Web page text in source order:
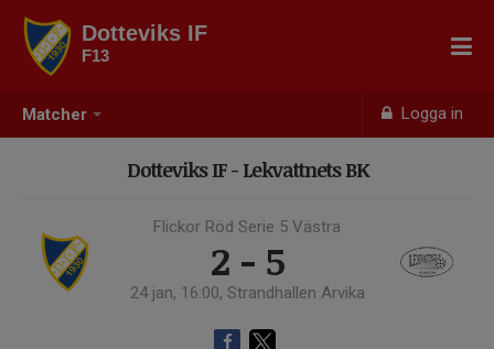
Matcher Logga in
Dotteviks IF
F13
Dotteviks IF - Lekvattnets BK
Flickor Röd Serie 5 Västra
2 - 5
24 jan, 16:00, Strandhallen Arvika